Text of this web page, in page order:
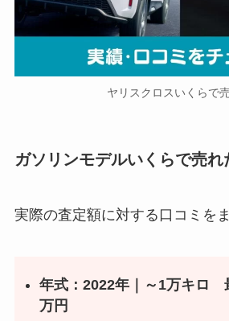
ヤリスクロスいくらで
ガソリンモデルいくらで売れ
実際の査定額に対する口コミを
年式：2022年｜～1万キロ
万円